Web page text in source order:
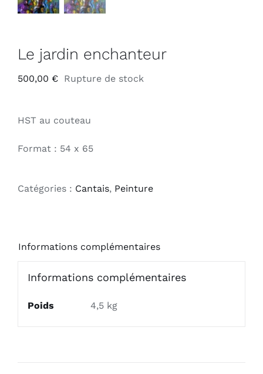
Le jardin enchanteur
500,00 € Rupture de stock
HST au couteau
Format : 54 x 65
Catégories : Cantais, Peinture
Informations complémentaires
Informations complémentaires
Poids 4,5 kg